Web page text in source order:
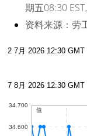
期五08:30 EST。
资料来源： 劳